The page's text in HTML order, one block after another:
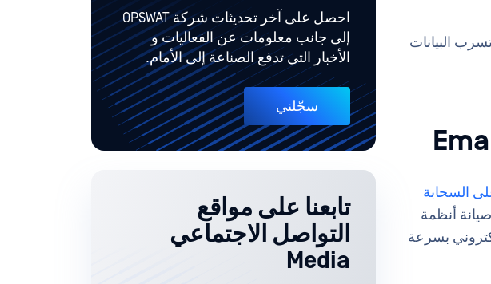
البيانات
السحابة
أنظمة
بسرعة
احصل على آخر تحديثات شركة OPSWAT
إلى جانب معلومات عن الفعاليات و
الأخبار التي تدفع الصناعة إلى الأمام.
سجّلني
تابعنا على مواقع
التواصل الاجتماعي
Media